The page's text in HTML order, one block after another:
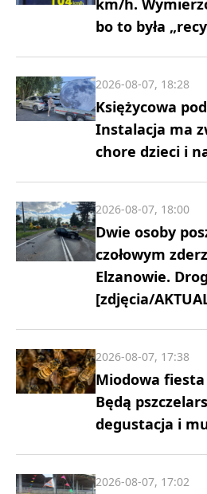
km/h.
bo to była
Księżycowa
Instalacja ma
chore dzieci i
2026-08-07, 18:28
Dwie osoby
czołowym
Elzanowie.
[zdjęcia/
2026-08-07, 18:00
Miodowa
Będą
degustacja i
2026-08-07, 17:38
2026-08-07, 17:02